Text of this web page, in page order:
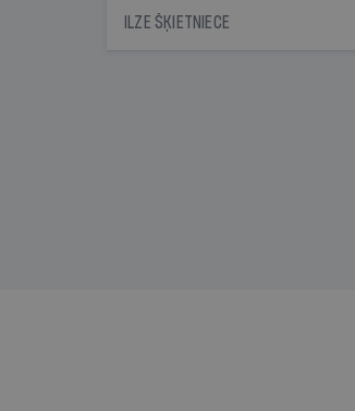
nonācis cietumā, bet
cienījams pedagogs — kapos.
ILZE ŠĶIETNIECE